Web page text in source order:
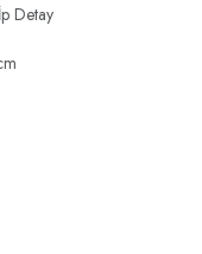
Detay